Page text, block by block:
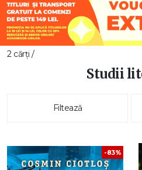
2 cărți /
Studii
Filtează
-83%